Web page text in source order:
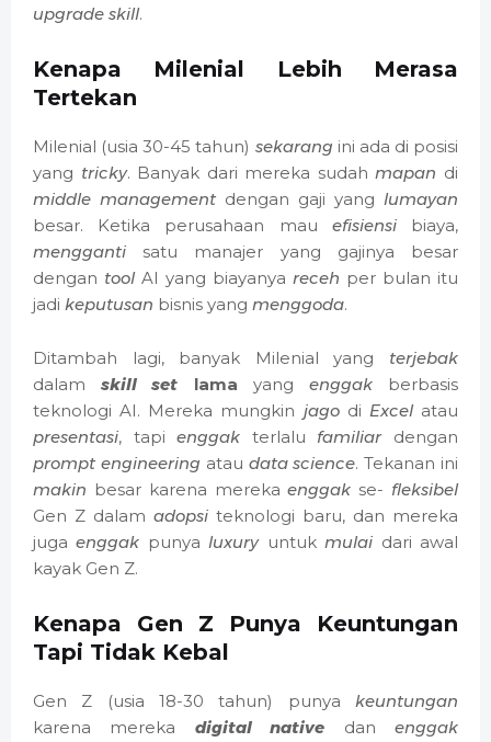
upgrade skill.
Kenapa Milenial Lebih Merasa
Tertekan
Milenial (usia 30-45 tahun) sekarang ini ada di posisi
yang tricky. Banyak dari mereka sudahmapan di
middle management dengan gaji yang lumayan
besar. Ketika perusahaan mau efisiensibiaya,
mengganti satu manajer yang gajinya besar
dengan toolAI yang biayanya receh per bulan itu
jadi keputusan bisnis yang menggoda.
Ditambah lagi, banyak Milenial yang terjebak
dalamskill set lama yang enggakberbasis
teknologi AI. Mereka mungkin jagodi Excelatau
presentasi, tapienggak terlalu familiardengan
prompt engineering atau data science. Tekanan ini
makin besar karena merekaenggak se- fleksibel
Gen Z dalam adopsi teknologi baru, dan mereka
jugaenggak punyaluxuryuntukmulai dari awal
kayak Gen Z.
Kenapa Gen Z Punya Keuntungan
Tapi Tidak Kebal
Gen Z (usia 18-30 tahun) punya keuntungan
karena mereka digital native danenggak